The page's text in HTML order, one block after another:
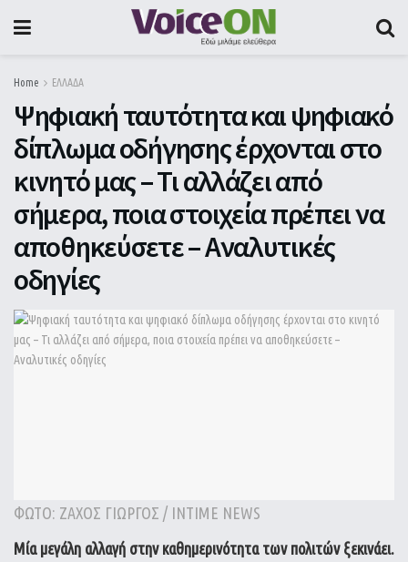
Home ΕΛΛΑΔΑ
Ψηφιακή ταυτότητα και ψηφιακό
δίπλωμα οδήγησης έρχονται στο
κινητό μας – Τι αλλάζει από
σήμερα, ποια στοιχεία πρέπει να
αποθηκεύσετε – Αναλυτικές
οδηγίες
ΦΩΤΟ: ΖΑΧΟΣ ΓΙΩΡΓΟΣ / INTIME NEWS
Μία μεγάλη αλλαγή στην καθημερινότητα των πολιτών ξεκινάει.